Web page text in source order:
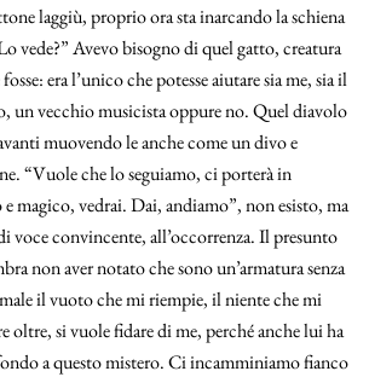
laggiù, proprio ora sta inarcando la schiena
vede?” Avevo bisogno di quel gatto, creatura
era l’unico che potesse aiutare sia me, sia il
un vecchio musicista oppure no. Quel diavolo
muovendo le anche come un divo e
“Vuole che lo seguiamo, ci porterà in
magico, vedrai. Dai, andiamo”, non esisto, ma
voce convincente, all’occorrenza. Il presunto
non aver notato che sono un’armatura senza
il vuoto che mi riempie, il niente che mi
oltre, si vuole fidare di me, perché anche lui ha
a questo mistero. Ci incamminiamo fianco